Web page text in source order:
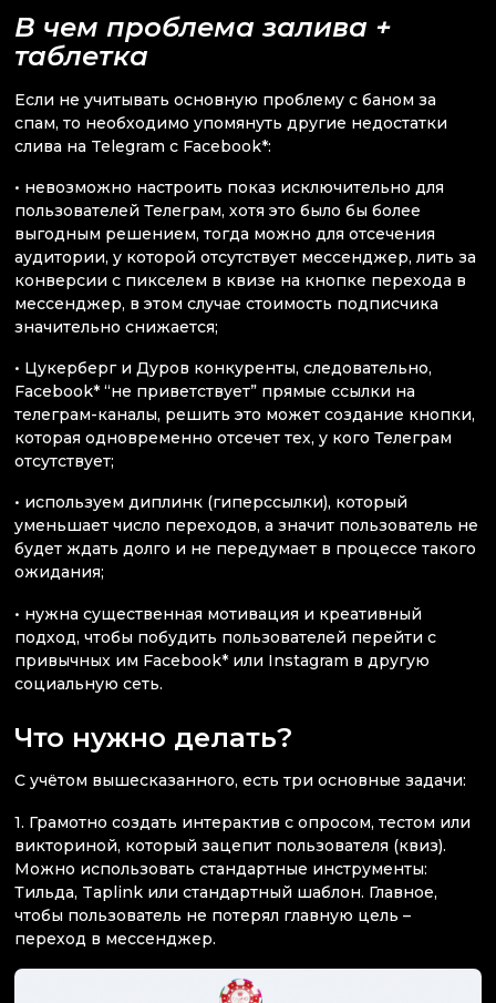
В чем проблема залива +
таблетка
Если не учитывать основную проблему с баном за
спам, то необходимо упомянуть другие недостатки
слива на Telegram с Facebook*:
• невозможно настроить показ исключительно для
пользователей Телеграм, хотя это было бы более
выгодным решением, тогда можно для отсечения
аудитории, у которой отсутствует мессенджер, лить за
конверсии с пикселем в квизе на кнопке перехода в
мессенджер, в этом случае стоимость подписчика
значительно снижается;
• Цукерберг и Дуров конкуренты, следовательно,
Facebook* “не приветствует” прямые ссылки на
телеграм-каналы, решить это может создание кнопки,
которая одновременно отсечет тех, у кого Телеграм
отсутствует;
• используем диплинк (гиперссылки), который
уменьшает число переходов, а значит пользователь не
будет ждать долго и не передумает в процессе такого
ожидания;
• нужна существенная мотивация и креативный
подход, чтобы побудить пользователей перейти с
привычных им Facebook* или Instagram в другую
социальную сеть.
Что нужно делать?
С учётом вышесказанного, есть три основные задачи:
1. Грамотно создать интерактив с опросом, тестом или
викториной, который зацепит пользователя (квиз).
Можно использовать стандартные инструменты:
Тильда, Taplink или стандартный шаблон. Главное,
чтобы пользователь не потерял главную цель –
переход в мессенджер.